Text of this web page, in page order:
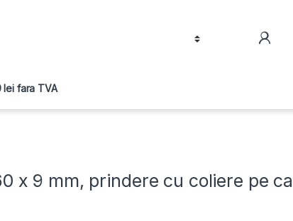
fara TVA
x 9 mm, prindere cu coliere pe